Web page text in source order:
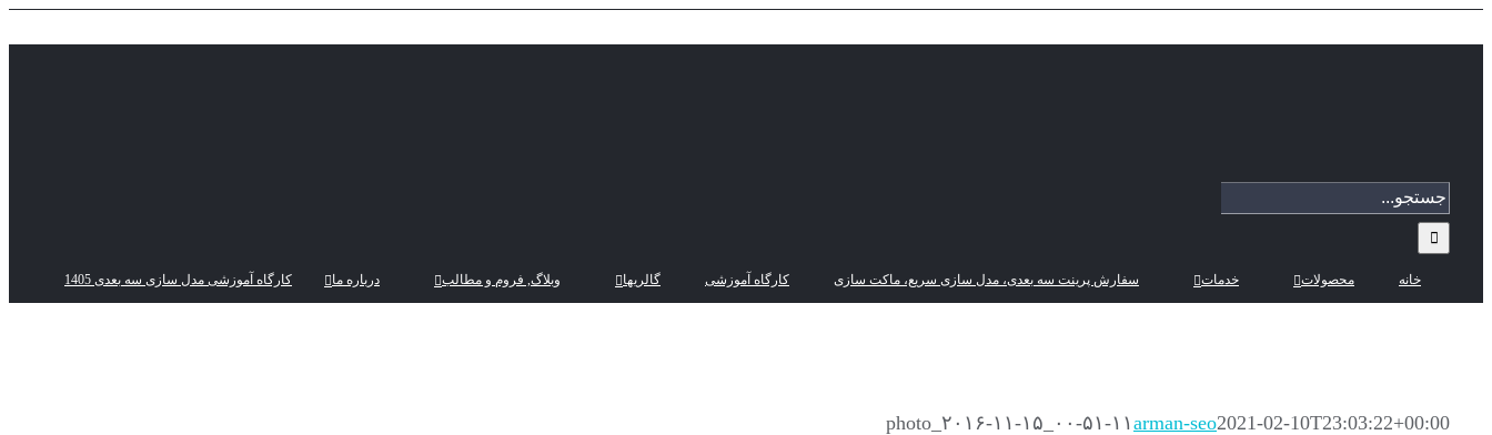
جستجو
برای:
خانه محصولات خدمات سفارش پرینت سه بعدی، مدل سازی سریع، ماکت سازی کارگاه آموزشی گالریها وبلاگ, فروم و مطالب درباره ما کارگاه آموزشی مدل سازی سه بعدی 1405
photo_۲۰۱۶-۱۱-۱۵_۰۰-۵۱-۱۱arman-seo2021-02-10T23:03:22+00:00